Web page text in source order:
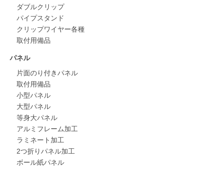
ダブルクリップ
パイプスタンド
クリップワイヤー各種
取付用備品
パネル
片面のり付きパネル
取付用備品
小型パネル
大型パネル
等身大パネル
アルミフレーム加工
ラミネート加工
2つ折りパネル加工
ボール紙パネル